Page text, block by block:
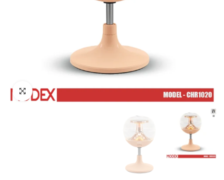
انقر للتكبير